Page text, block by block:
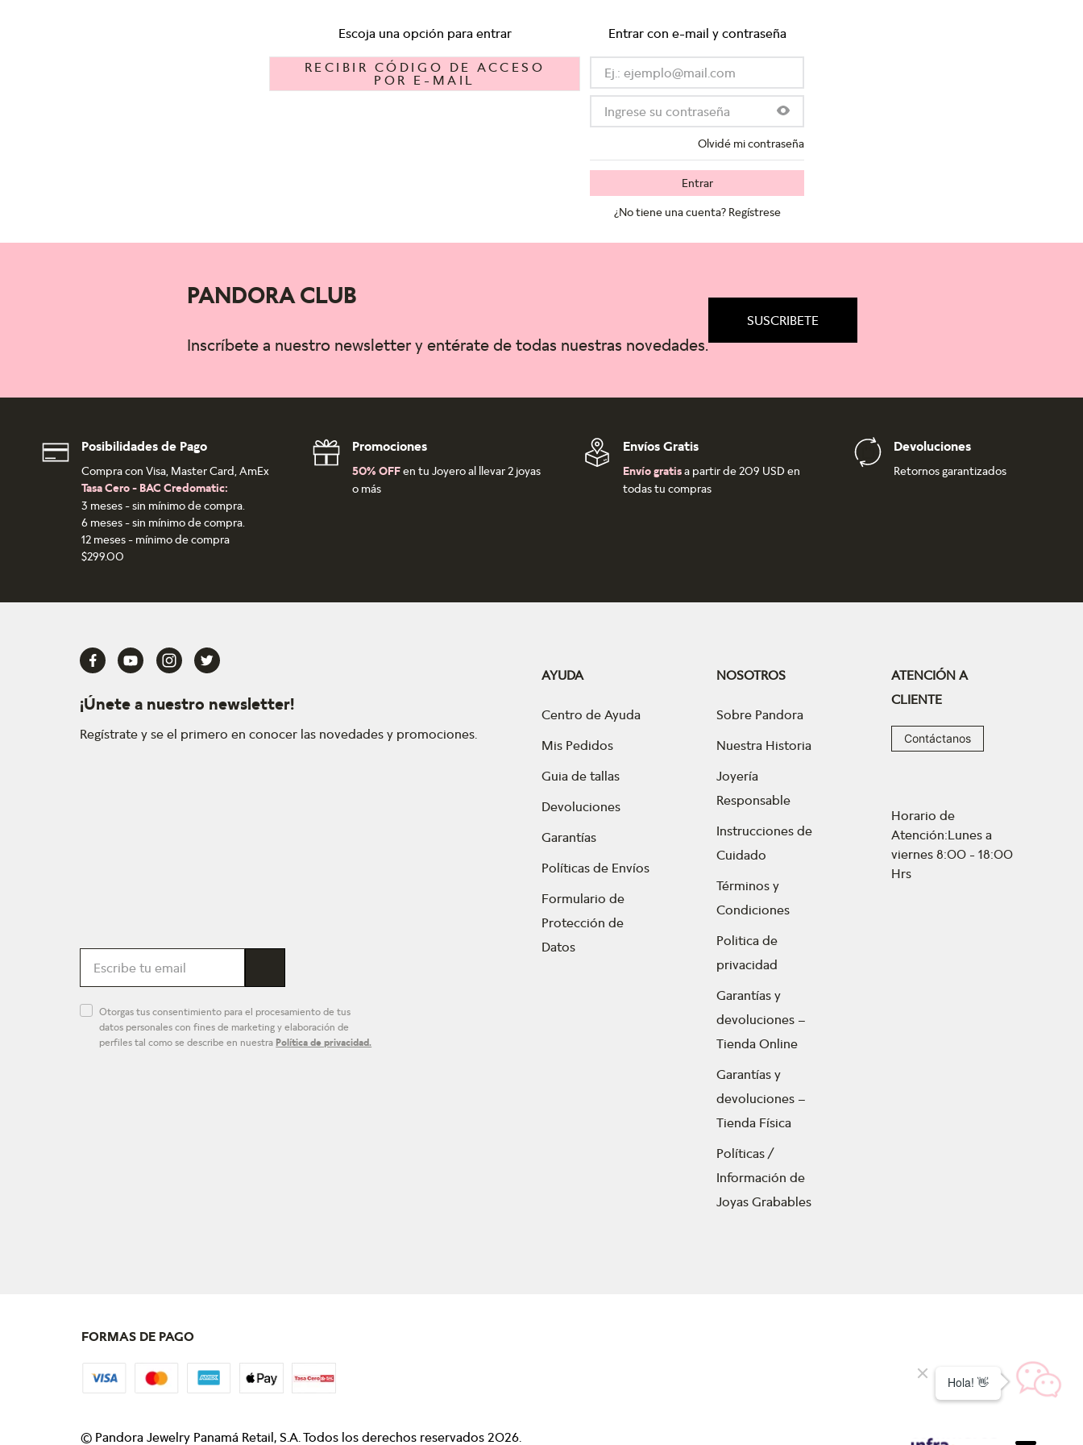
Escoja una opción para entrar
RECIBIR CÓDIGO DE ACCESO
POR E-MAIL
Entrar con e-mail y contraseña
Olvidé mi contraseña
Entrar
¿No tiene una cuenta? Regístrese
PANDORA CLUB
Inscríbete a nuestro newsletter y entérate de todas nuestras novedades.
SUSCRIBETE
Posibilidades de Pago
Compra con Visa, Master Card, AmEx
Tasa Cero - BAC Credomatic:
3 meses - sin mínimo de compra.
6 meses - sin mínimo de compra.
12 meses - mínimo de compra
$299.00
Promociones
50% OFFen tu Joyero al llevar 2 joyas
o más
Envíos Gratis
Envío gratisa partir de 209 USD en
todas tu compras
Devoluciones
Retornos garantizados
¡Únete a nuestro newsletter!
Regístrate y se el primero en conocer las novedades y promociones.
Otorgas tus consentimiento para el procesamiento de tus
datos personales con fines de marketing y elaboración de
perfiles tal como se describe en nuestra Política de privacidad.
AYUDA
Centro de Ayuda
Mis Pedidos
Guia de tallas
Devoluciones
Garantías
Políticas de Envíos
Formulario de
Protección de
Datos
NOSOTROS
Sobre Pandora
Nuestra Historia
Joyería
Responsable
Instrucciones de
Cuidado
Términos y
Condiciones
Politica de
privacidad
Garantías y
devoluciones –
Tienda Online
Garantías y
devoluciones –
Tienda Física
Políticas /
Información de
Joyas Grabables
ATENCIÓN A
CLIENTE
Contáctanos
Horario de
Atención:Lunes a
viernes 8:00 - 18:00
Hrs
FORMAS DE PAGO
© Pandora Jewelry Panamá Retail, S.A. Todos los derechos reservados 2026.